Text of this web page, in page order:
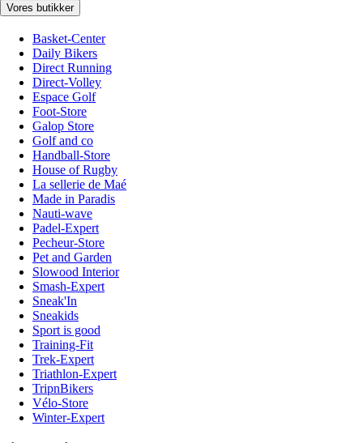
Vores butikker
Basket-Center
Daily Bikers
Direct Running
Direct-Volley
Espace Golf
Foot-Store
Galop Store
Golf and co
Handball-Store
House of Rugby
La sellerie de Maé
Made in Paradis
Nauti-wave
Padel-Expert
Pecheur-Store
Pet and Garden
Slowood Interior
Smash-Expert
Sneak'In
Sneakids
Sport is good
Training-Fit
Trek-Expert
Triathlon-Expert
TripnBikers
Vélo-Store
Winter-Expert